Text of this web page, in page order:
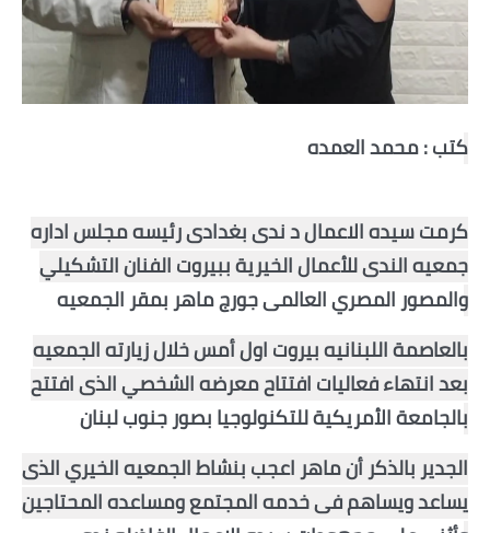
شمال سيناء
أخبار الرياضة
البوابة التعليمية
المزيد
المرأة والطفل
حكاية صورة
كتب : محمد العمده
والمصور المصري العالمى جورج ماهر بمقر الجمعيه
بالجامعة الأمريكية للتكنولوجيا بصور جنوب لبنان